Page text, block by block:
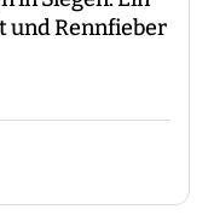
und Rennfieber